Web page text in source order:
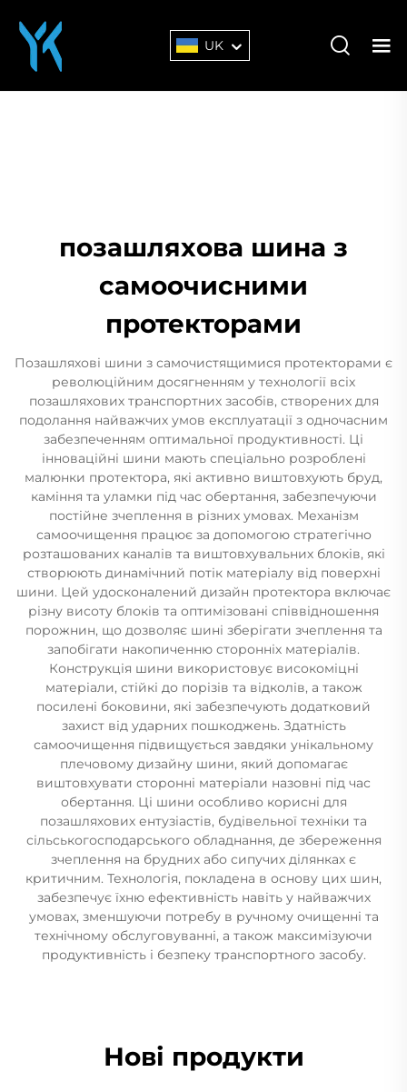
UK
позашляхова шина з
самоочисними
протекторами
Позашляхові шини з самочистящимися протекторами є
революційним досягненням у технології всіх
позашляхових транспортних засобів, створених для
подолання найважчих умов експлуатації з одночасним
забезпеченням оптимальної продуктивності. Ці
інноваційні шини мають спеціально розроблені
малюнки протектора, які активно виштовхують бруд,
каміння та уламки під час обертання, забезпечуючи
постійне зчеплення в різних умовах. Механізм
самоочищення працює за допомогою стратегічно
розташованих каналів та виштовхувальних блоків, які
створюють динамічний потік матеріалу від поверхні
шини. Цей удосконалений дизайн протектора включає
різну висоту блоків та оптимізовані співвідношення
порожнин, що дозволяє шині зберігати зчеплення та
запобігати накопиченню сторонніх матеріалів.
Конструкція шини використовує високоміцні
матеріали, стійкі до порізів та відколів, а також
посилені боковини, які забезпечують додатковий
захист від ударних пошкоджень. Здатність
самоочищення підвищується завдяки унікальному
плечовому дизайну шини, який допомагає
виштовхувати сторонні матеріали назовні під час
обертання. Ці шини особливо корисні для
позашляхових ентузіастів, будівельної техніки та
сільськогосподарського обладнання, де збереження
зчеплення на брудних або сипучих ділянках є
критичним. Технологія, покладена в основу цих шин,
забезпечує їхню ефективність навіть у найважчих
умовах, зменшуючи потребу в ручному очищенні та
технічному обслуговуванні, а також максимізуючи
продуктивність і безпеку транспортного засобу.
Нові продукти